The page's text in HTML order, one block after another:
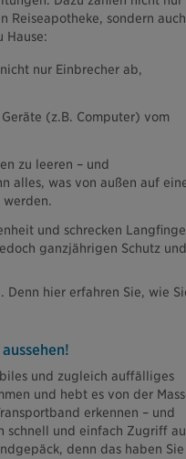
Reiseapotheke, sondern auch
Hause:
nur Einbrecher ab,
(z.B. Computer) vom
zu leeren – und
alles, was von außen auf
und schrecken
ganzjährigen Schutz und
hier erfahren Sie, wie
und zugleich auffälliges
und hebt es von der
erkennen – und
schnell und einfach Zugriff
denn das haben Sie